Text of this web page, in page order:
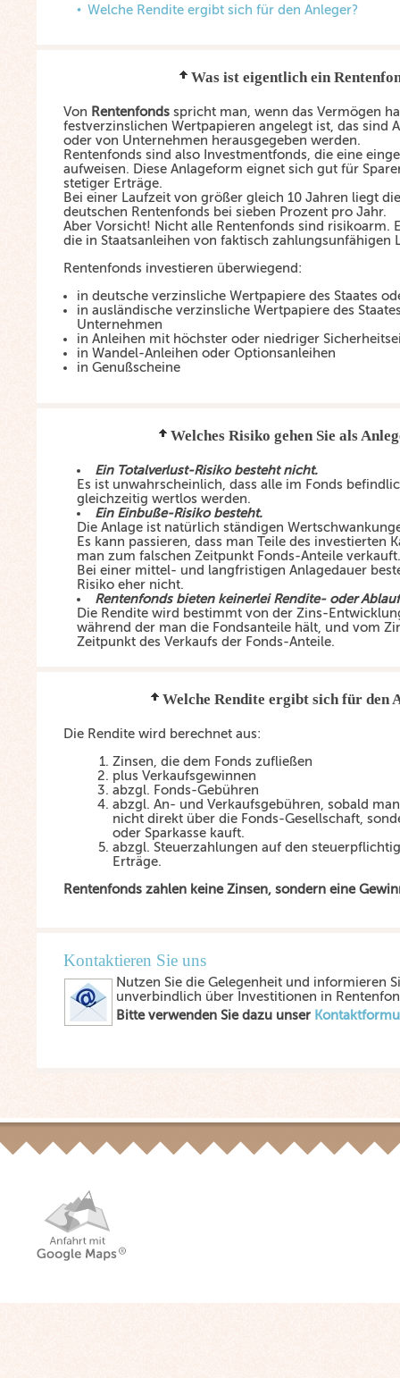
Welche Rendite ergibt sich für den Anleger?
Was ist eigentlich ein
Von Rentenfonds spricht man, wenn das Vermögen
festverzinslichen Wertpapieren angelegt ist, das sind
oder von Unternehmen herausgegeben werden.
Rentenfonds sind also Investmentfonds, die eine
aufweisen. Diese Anlageform eignet sich gut für
stetiger Erträge.
Bei einer Laufzeit von größer gleich 10 Jahren liegt
deutschen Rentenfonds bei sieben Prozent pro Jahr.
Aber Vorsicht! Nicht alle Rentenfonds sind risikoarm.
die in Staatsanleihen von faktisch zahlungsunfähigen
Rentenfonds investieren überwiegend:
in deutsche verzinsliche Wertpapiere des Staates
in ausländische verzinsliche Wertpapiere des
Unternehmen
in Anleihen mit höchster oder niedriger
in Wandel-Anleihen oder Optionsanleihen
in Genußscheine
Welches Risiko gehen Sie als
Ein Totalverlust-Risiko besteht nicht.
Es ist unwahrscheinlich, dass alle im Fonds
gleichzeitig wertlos werden.
Ein Einbuße-Risiko besteht.
Die Anlage ist natürlich ständigen
Es kann passieren, dass man Teile des investierten
man zum falschen Zeitpunkt Fonds-Anteile verkauft.
Bei einer mittel- und langfristigen Anlagedauer
Risiko eher nicht.
Rentenfonds bieten keinerlei Rendite- oder
Die Rendite wird bestimmt von der Zins-
während der man die Fondsanteile hält, und vom
Zeitpunkt des Verkaufs der Fonds-Anteile.
Welche Rendite ergibt sich für den
Die Rendite wird berechnet aus:
Zinsen, die dem Fonds zufließen
plus Verkaufsgewinnen
abzgl. Fonds-Gebühren
abzgl. An- und Verkaufsgebühren, sobald
nicht direkt über die Fonds-Gesellschaft,
oder Sparkasse kauft.
abzgl. Steuerzahlungen auf den
Erträge.
Rentenfonds zahlen keine Zinsen, sondern eine
Kontaktieren Sie uns
Nutzen Sie die Gelegenheit und informieren
unverbindlich über Investitionen in
Bitte verwenden Sie dazu unser